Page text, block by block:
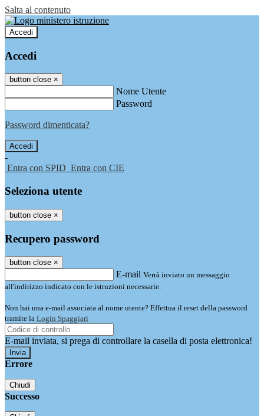
Salta al contenuto
Accedi
Accedi
button close ×
Nome Utente
Password
Password dimenticata?
-
Entra con SPID Entra con CIE
Seleziona utente
button close ×
Recupero password
button close ×
E-mail Verrà inviato un messaggio
all'indirizzo indicato con le istruzioni necessarie.
Non hai una e-mail associata al nome utente? Effettua il reset della password
tramite la Login Spaggiari
E-mail inviata, si prega di controllare la casella di posta elettronica!
Errore
Chiudi
Successo